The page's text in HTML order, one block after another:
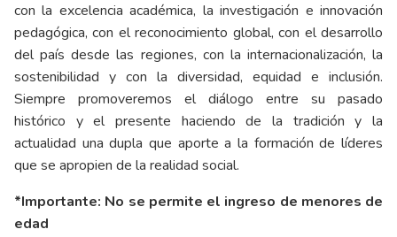
con la excelencia académica, la investigación e innovación
pedagógica, con el reconocimiento global, con el desarrollo
del país desde las regiones, con la internacionalización, la
sostenibilidad y con la diversidad, equidad e inclusión.
Siempre promoveremos el diálogo entre su pasado
histórico y el presente haciendo de la tradición y la
actualidad una dupla que aporte a la formación de líderes
que se apropien de la realidad social.
*Importante: No se permite el ingreso de menores de
edad